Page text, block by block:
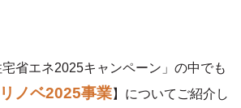
省エネ2025キャンペーン」の中でも
ノベ2025事業】についてご紹介し